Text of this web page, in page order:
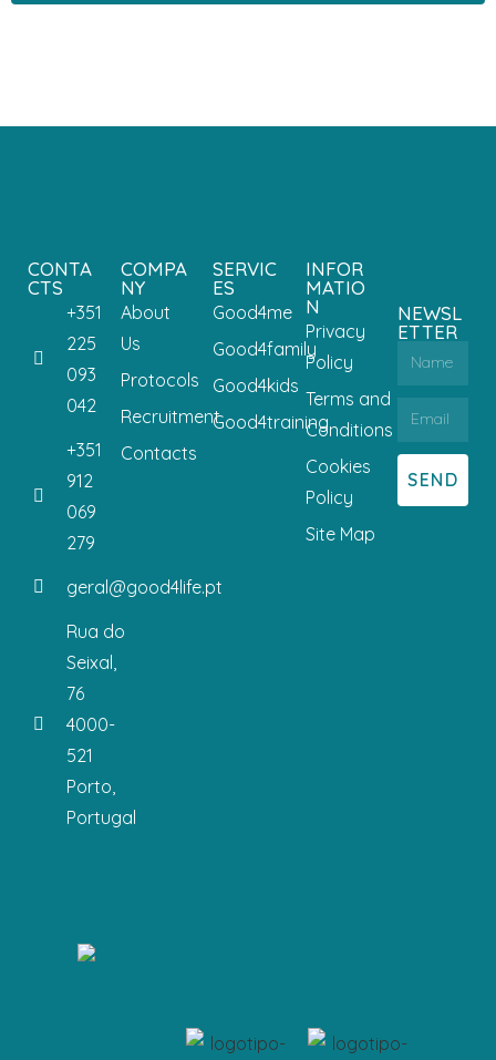
CONTA
CTS
+351
225
093
042
+351
912
069
279
geral@good4life.pt
Rua do
Seixal,
76
4000-
521
Porto,
Portugal
COMPA
NY
About
Us
Protocols
Recruitment
Contacts
SERVIC
ES
Good4me
Good4family
Good4kids
Good4training
INFOR
MATIO
N
Privacy
Policy
Terms and
Conditions
Cookies
Policy
Site Map
NEWSL
ETTER
SEND